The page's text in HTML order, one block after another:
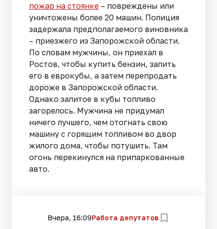
пожар на стоянке – повреждены или
уничтожены более 20 машин. Полиция
задержала предполагаемого виновника
– приезжего из Запорожской области.
По словам мужчины, он приехал в
Ростов, чтобы купить бензин, залить
его в еврокубы, а затем перепродать
дороже в Запорожской области.
Однако залитое в кубы топливо
загорелось. Мужчина не придумал
ничего лучшего, чем отогнать свою
машину с горящим топливом во двор
жилого дома, чтобы потушить. Там
огонь перекинулся на припаркованные
авто.
Вчера, 16:09Работа депутатов